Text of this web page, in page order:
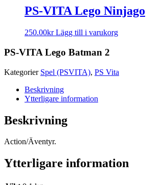
PS-VITA Lego Ninjago
250.00kr Lägg till i varukorg
PS-VITA Lego Batman 2
Kategorier Spel (PSVITA), PS Vita
Beskrivning
Ytterligare information
Beskrivning
Action/Äventyr.
Ytterligare information